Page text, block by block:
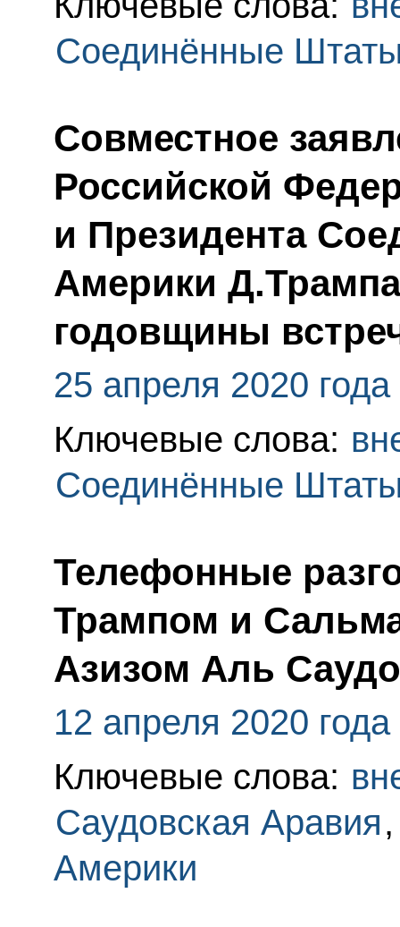
Соединённые
Совместное
Российской
и Президента
Америки
годовщины
25 апреля 2020 года
Ключевые слова:
Соединённые
Телефонные
Трампом и
Азизом Аль
12 апреля 2020 года
Ключевые слова:
Саудовская Аравия
Америки